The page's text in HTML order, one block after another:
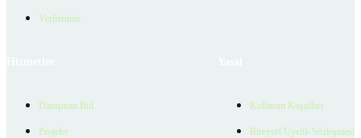
Verilerimiz
Danışman Bul
Projeler
Kullanım Koşulları
Bireysel Üyelik Sözleşmesi